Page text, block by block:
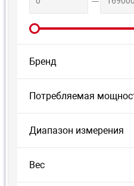
Досмотровое оборудование
Защита от БПЛА
Бренд
Потребляемая
Диапазон измерения
Вес